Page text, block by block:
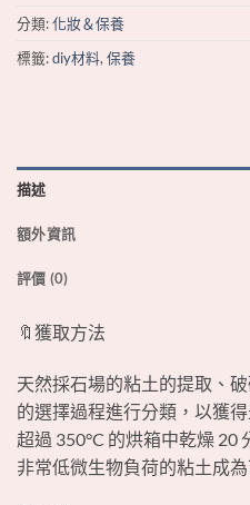
分類:化妝＆保養
標籤:diy材料,保養
描述
額外資訊
評價 (0)
🔖獲取方法
天然採石場的粘土的提取、
的選擇過程進行分類，以獲
超過 350°C 的烘箱中乾燥 20
非常低微生物負荷的粘土成